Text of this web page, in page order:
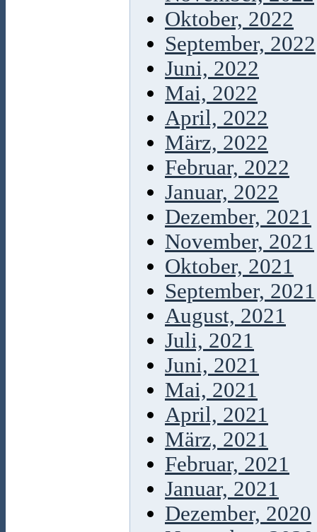
Oktober, 2022
September, 2022
Juni, 2022
Mai, 2022
April, 2022
März, 2022
Februar, 2022
Januar, 2022
Dezember, 2021
November, 2021
Oktober, 2021
September, 2021
August, 2021
Juli, 2021
Juni, 2021
Mai, 2021
April, 2021
März, 2021
Februar, 2021
Januar, 2021
Dezember, 2020